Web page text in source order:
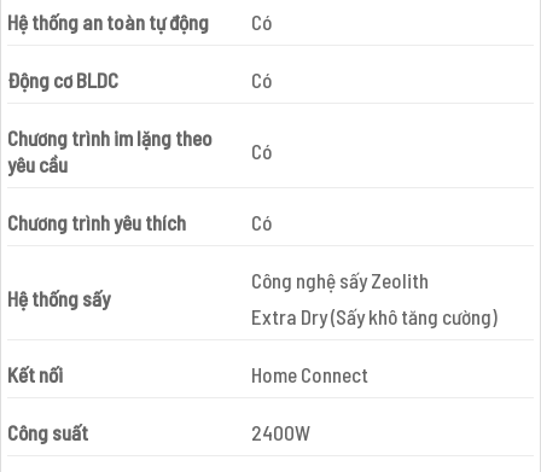
Hệ thống an toàn tự động Có
Động cơ BLDC Có
Chương trình im lặng theo
yêu cầu
Có
Chương trình yêu thích Có
Hệ thống sấy
Công nghệ sấy Zeolith
Extra Dry (Sấy khô tăng cường)
Kết nối Home Connect
Công suất 2400W